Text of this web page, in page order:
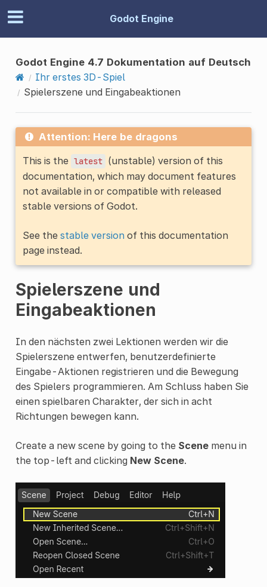
Godot Engine
Godot Engine 4.7 Dokumentation auf Deutsch
Ihr erstes 3D-Spiel
Spielerszene und Eingabeaktionen
Attention: Here be dragons
This is the latest (unstable) version of this
documentation, which may document features
not available in or compatible with released
stable versions of Godot.
See the stable versionof this documentation
page instead.
Spielerszene und
Eingabeaktionen
In den nächsten zwei Lektionen werden wir die
Spielerszene entwerfen, benutzerdefinierte
Eingabe-Aktionen registrieren und die Bewegung
des Spielers programmieren. Am Schluss haben Sie
einen spielbaren Charakter, der sich in acht
Richtungen bewegen kann.
Create a new scene by going to the Scenemenu in
the top-left and clicking New Scene.